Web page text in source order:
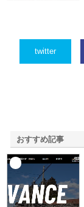
twitter
おすすめ記事